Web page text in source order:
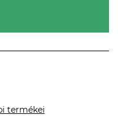
termékei